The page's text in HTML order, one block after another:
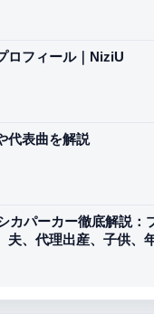
ロフィール｜NiziU
代表曲を解説
カパーカー徹底解説：
夫、代理出産、子供、